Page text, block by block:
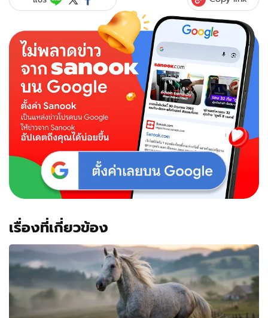
ขอ
ขอน
ไม้
ตะเคียน
แสดง
อิทธิฤทธิ์
เจ้าของ
วัด
เรื่องที่เกี่ยวข้อง